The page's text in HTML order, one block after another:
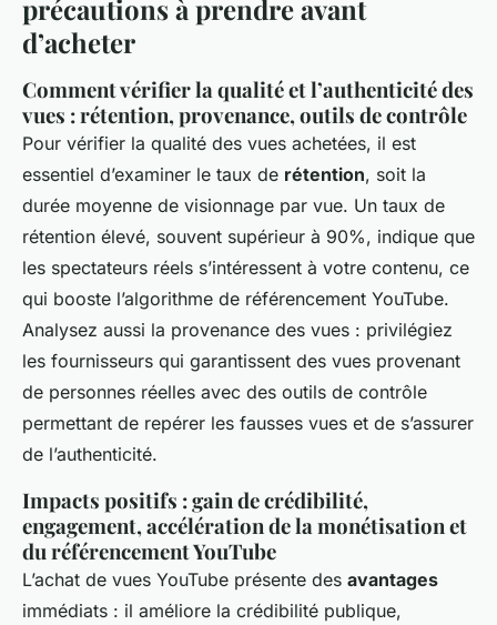
précautions à prendre avant
d’acheter
Comment vérifier la qualité et l’authenticité des
vues : rétention, provenance, outils de contrôle
Pour vérifier la qualité des vues achetées, il est
essentiel d’examiner le taux de rétention, soit la
durée moyenne de visionnage par vue. Un taux de
rétention élevé, souvent supérieur à 90%, indique que
les spectateurs réels s’intéressent à votre contenu, ce
qui booste l’algorithme de référencement YouTube.
Analysez aussi la provenance des vues : privilégiez
les fournisseurs qui garantissent des vues provenant
de personnes réelles avec des outils de contrôle
permettant de repérer les fausses vues et de s’assurer
de l’authenticité.
Impacts positifs : gain de crédibilité,
engagement, accélération de la monétisation et
du référencement YouTube
L’achat de vues YouTube présente des avantages
immédiats : il améliore la crédibilité publique,